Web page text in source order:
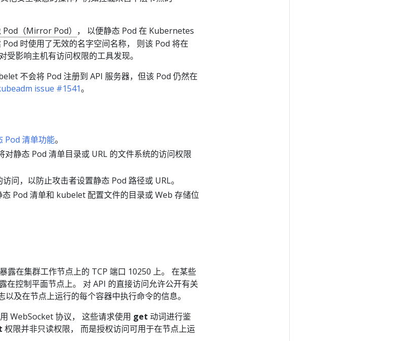
Pod（Mirror Pod） ， 以便静态 Pod 在 Kubernetes
时使用了无效的名字空间名称， 则该 Pod 将在
影响主机有访问权限的工具发现。
不会将 Pod 注册到 API 服务器，但该 Pod 仍然在
issue #1541。
Pod 清单功能。
静态 Pod 清单目录或 URL 的文件系统的访问权限
问，以防止攻击者设置静态 Pod 路径或 URL。
Pod 清单和 kubelet 配置文件的目录或 Web 存储位
露在集群工作节点上的 TCP 端口 10250 上。 在某些
在控制平面节点上。 对 API 的直接访问允许公开有关
及在节点上运行的每个容器中执行命令的信息。
WebSocket 协议， 这些请求使用 get 动词进行鉴
权限并非只读权限， 而是授权访问可用于在节点上运